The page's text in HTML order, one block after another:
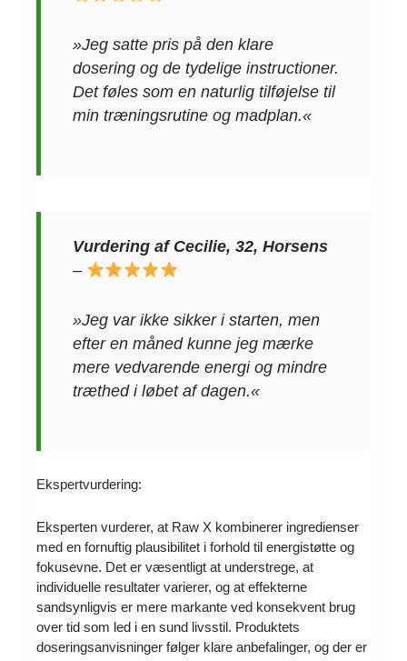
»Jeg satte pris på den klare
dosering og de tydelige instructioner.
Det føles som en naturlig tilføjelse til
min træningsrutine og madplan.«
Vurdering af Cecilie, 32, Horsens
–
»Jeg var ikke sikker i starten, men
efter en måned kunne jeg mærke
mere vedvarende energi og mindre
træthed i løbet af dagen.«
Ekspertvurdering:
Eksperten vurderer, at Raw X kombinerer ingredienser
med en fornuftig plausibilitet i forhold til energistøtte og
fokusevne. Det er væsentligt at understrege, at
individuelle resultater varierer, og at effekterne
sandsynligvis er mere markante ved konsekvent brug
over tid som led i en sund livsstil. Produktets
doseringsanvisninger følger klare anbefalinger, og der er